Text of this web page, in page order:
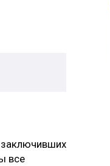
заключивших
все